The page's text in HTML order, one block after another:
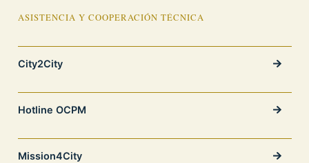
ASISTENCIA Y COOPERACIÓN TÉCNICA
City2City
Hotline OCPM
Mission4City